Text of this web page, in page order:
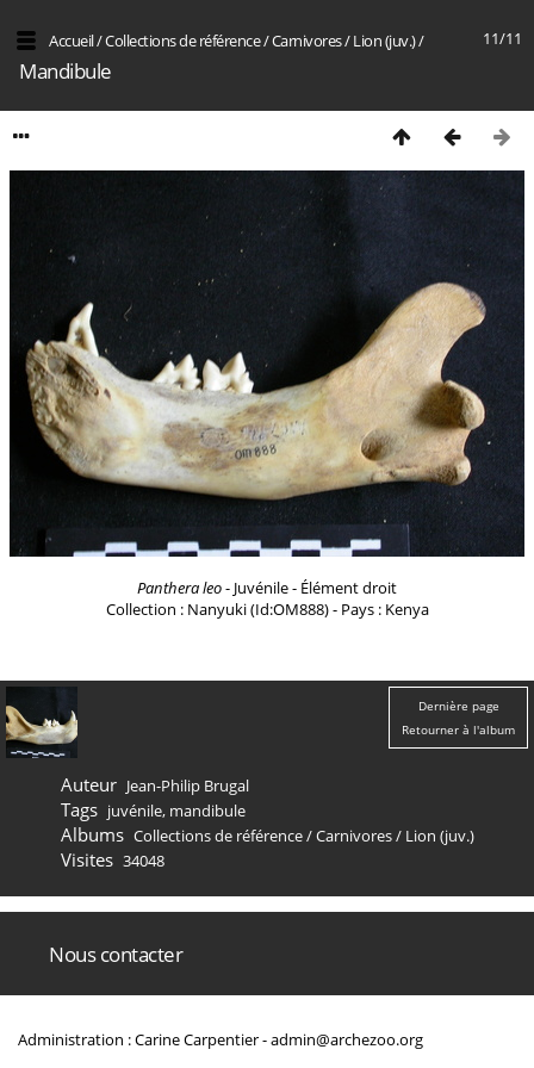
11/11
Accueil/Collections de référence/Carnivores/Lion (juv.)/
Mandibule
Panthera leo- Juvénile - Élément droit
Collection : Nanyuki (Id:OM888) - Pays : Kenya
Dernière page
Retourner à l'album
Auteur Jean-Philip Brugal
Tags juvénile, mandibule
Albums Collections de référence/Carnivores/ Lion (juv.)
Visites 34048
Nous contacter
Administration : Carine Carpentier -admin@archezoo.org